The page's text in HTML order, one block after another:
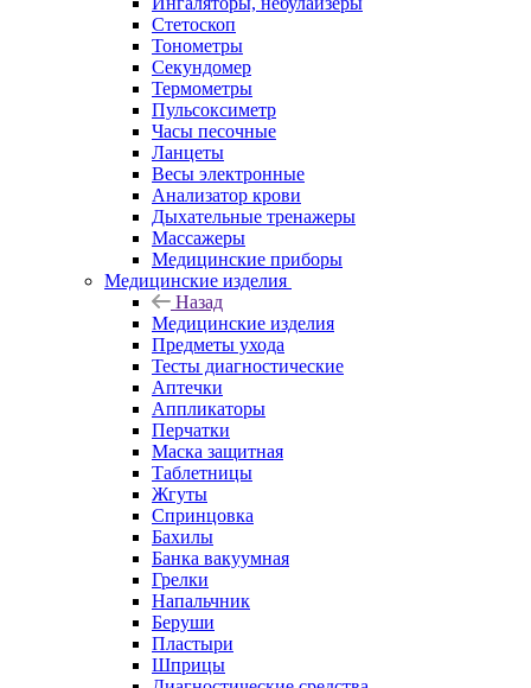
Стетоскоп
Тонометры
Секундомер
Термометры
Пульсоксиметр
Часы песочные
Ланцеты
Весы электронные
Анализатор крови
Дыхательные тренажеры
Массажеры
Медицинские приборы
Медицинские изделия
Назад
Медицинские изделия
Предметы ухода
Тесты диагностические
Аптечки
Аппликаторы
Перчатки
Маска защитная
Таблетницы
Жгуты
Спринцовка
Бахилы
Банка вакуумная
Грелки
Напальчник
Беруши
Пластыри
Шприцы